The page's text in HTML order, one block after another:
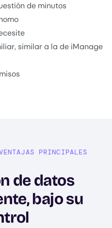
de minutos
similar a la de iManage
PRINCIPALES
de datos
bajo su